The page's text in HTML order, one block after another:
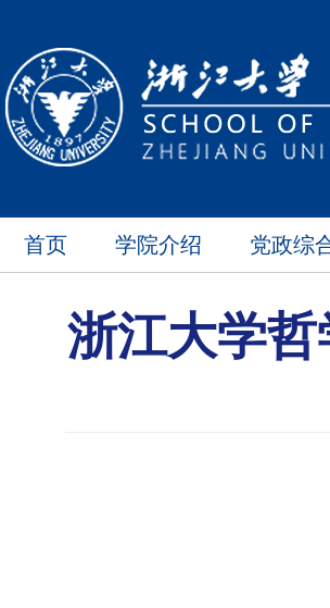
首页 学院介绍 党政综
浙江大学